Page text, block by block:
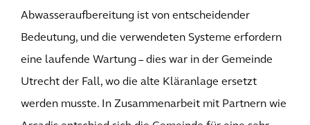
Abwasseraufbereitung ist von entscheidender
Bedeutung, und die verwendeten Systeme erfordern
eine laufende Wartung – dies war in der Gemeinde
Utrecht der Fall, wo die alte Kläranlage ersetzt
werden musste. In Zusammenarbeit mit Partnern wie